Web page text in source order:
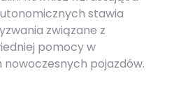
stawia
związane z
pomocy w
pojazdów.